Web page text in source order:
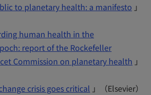
to planetary health: a manifesto 」
human health in the
report of the Rockefeller
Commission on planetary health 」
crisis goes critical 」（Elsevier）